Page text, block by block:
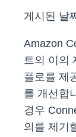
게시된 날
Amazon
트의 이의
플로를 제
를 개선합
경우
의를 제기